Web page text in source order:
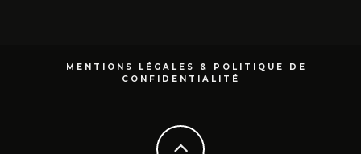
MENTIONS LÉGALES & POLITIQUE DE
CONFIDENTIALITÉ